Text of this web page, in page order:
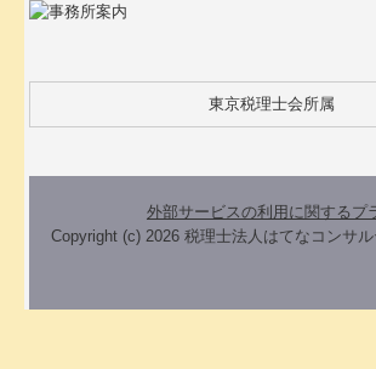
東京税理士会所属
外部サービスの利用に関するプ
Copyright (c) 2026 税理士法人はてなコンサ